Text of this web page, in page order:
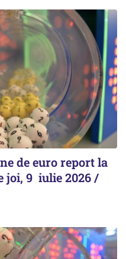
de euro report la
joi, 9 iulie 2026 /